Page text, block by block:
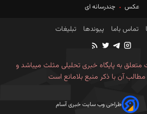
عکس
چندرسانه ای
تماس باما پیوندها تبلیغات
به پایگاه خبری تحلیلی مثلث میباشد و
مطالب آن با ذکر منبع بلامانع است
طراحی وب سایت خبری آسام